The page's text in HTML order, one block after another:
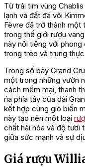
Từ trái tim vùng
lạnh và đất đá vôi
Fèvre đã trở thành một
trong thế giới rượu
này nổi tiếng với phong
trong trẻo và trung
Trong số bảy Grand
một trong những vườn
cách mềm mại, thanh
rìa phía tây của dải
kết hợp cùng gió biển
này tạo nên một loại
chất hài hòa và độ tươi
giữa sức mạnh và sự
Giá rượu